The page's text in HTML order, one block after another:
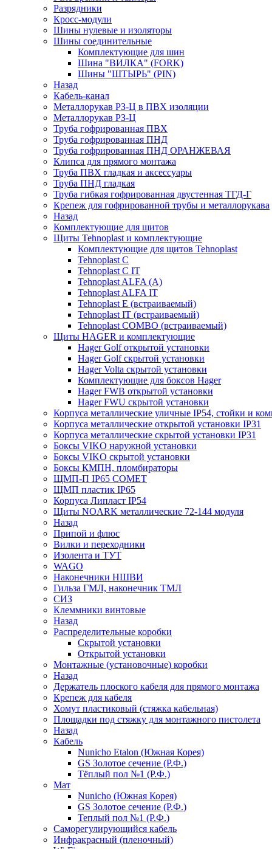
Разрядники
Кросс-модули
Шины нулевые и изоляторы
Шины соединительные
Комплектующие для шин
Шина "ВИЛКА" (FORK)
Шины "ШТЫРЬ" (PIN)
Назад
Кабель-канал
Металлорукав РЗ-Ц в ПВХ изоляции
Металлорукав РЗ-Ц
Труба гофрированная ПВХ
Труба гофрированная ПНД
Труба гофрированная ПНД ОРАНЖЕВАЯ
Клипса для прямого монтажа
Труба ПВХ гладкая и аксессуары
Труба ПНД гладкая
Труба гибкая гофрированная двустенная ТГД-Г
Крепеж для гофрированной трубы и металлорукава
Назад
Комплектующие для щитов
Щиты Tehnoplast и комплектующие
Комплектующие для щитов Tehnoplast
Tehnoplast C
Tehnoplast C IT
Tehnoplast ALFA (А)
Tehnoplast ALFA IT
Tehnoplast E (встраиваемый)
Tehnoplast IT (встраиваемый)
Tehnoplast COMBO (встраиваемый)
Щиты HAGER и комплектующие
Hager Golf открытой установки
Hager Golf скрытой установки
Hager Volta скрытой установки
Комплектующие для боксов Hager
Hager FWB открытой установки
Hager FWU скрытой установки
Корпуса металлические уличные IP54, стойки и
Корпуса металлические открытой установки IP31
Корпуса металлические скрытой установки IP31
Боксы VIKO наружной установки
Боксы VIKO скрытой установки
Боксы КМПН, пломбираторы
ЩМП-П IP65 COMET
ЩМП пластик IP65
Корпуса Липласт IP54
Щиты NOARK металлические 72-144 модуля
Назад
Припой и флюс
Вилки и переходники
Изолента и ТУТ
WAGO
Наконечники НШВИ
Гильза ГМЛ, наконечник ТМЛ
СИЗ
Клеммники винтовые
Назад
Распределительные коробки
Скрытой установки
Открытой установки
Монтажные (установочные) коробки
Назад
Держатель плоского кабеля для прямого монтажа
Крепеж для кабеля
Хомут пластиковый (стяжка кабельная)
Площадки под стяжку для монтажного пистолета
Назад
Кабель
Nunicho Etalon (Южная Корея)
GS Золотое сечение (Р.Ф.)
Тёплый пол №1 (Р.Ф.)
Мат
Nunicho (Южная Корея)
GS Золотое сечение (Р.Ф.)
Теплый пол №1 (Р.Ф.)
Саморегулирующийся кабель
Инфракрасный (пленочный)